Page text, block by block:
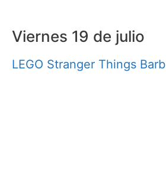
Viernes 19 de julio
LEGO Stranger Things Barb